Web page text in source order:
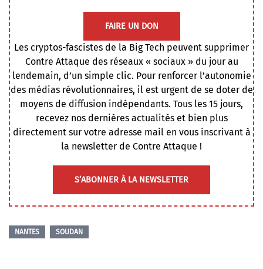
FAIRE UN DON
Les cryptos-fascistes de la Big Tech peuvent supprimer
Contre Attaque des réseaux « sociaux » du jour au
lendemain, d’un simple clic. Pour renforcer l’autonomie
des médias révolutionnaires, il est urgent de se doter de
moyens de diffusion indépendants. Tous les 15 jours,
recevez nos dernières actualités et bien plus
directement sur votre adresse mail en vous inscrivant à
la newsletter de Contre Attaque !
S’ABONNER À LA NEWSLETTER
NANTES SOUDAN